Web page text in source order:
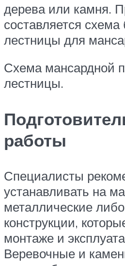
дерева или камня.
составляется
лестницы для
Схема мансардной
лестницы.
работы
Специалисты
устанавливать на
металлические
конструкции,
монтаже и
Веревочные и